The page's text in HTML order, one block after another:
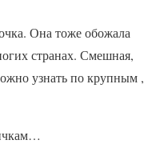
Она тоже обожала
странах. Смешная,
узнать по крупным ,